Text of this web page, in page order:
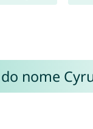
nome